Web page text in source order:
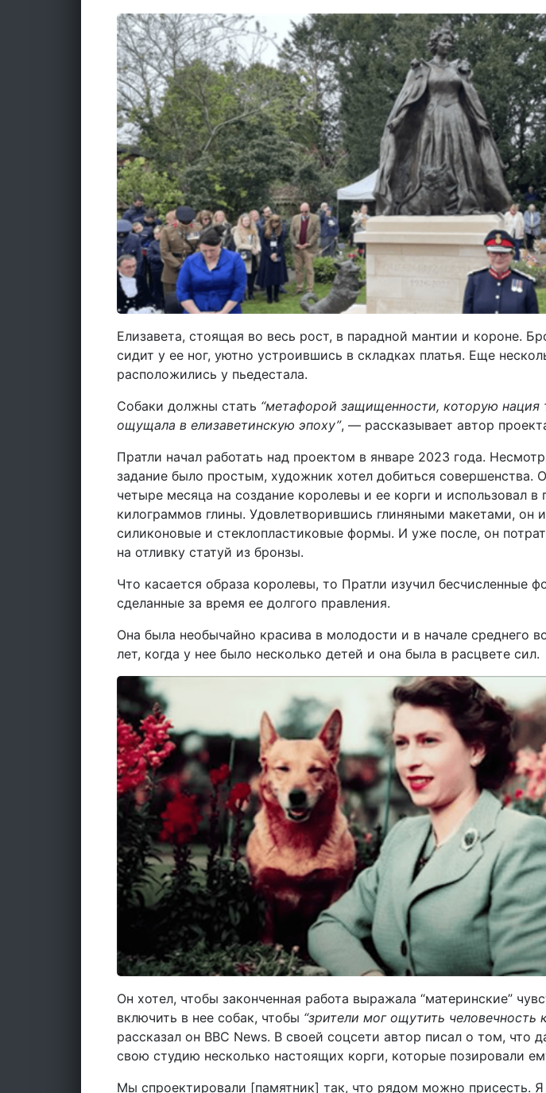
Елизавета, стоящая во весь рост, в парадной мантии и короне.
сидит у ее ног, уютно устроившись в складках платья. Еще
расположились у пьедестала.
Собаки должны стать “метафорой защищенности, которую нация
ощущала в елизаветинскую эпоху”, — рассказывает автор
Пратли начал работать над проектом в январе 2023 года.
задание было простым, художник хотел добиться совершенства.
четыре месяца на создание королевы и ее корги и использовал в
килограммов глины. Удовлетворившись глиняными макетами, он
силиконовые и стеклопластиковые формы. И уже после, он
на отливку статуй из бронзы.
Что касается образа королевы, то Пратли изучил бесчисленные
сделанные за время ее долгого правления.
Она была необычайно красива в молодости и в начале среднего
лет, когда у нее было несколько детей и она была в расцвете сил.
Он хотел, чтобы законченная работа выражала “материнские”
включить в нее собак, чтобы “зрители мог ощутить человечность
рассказал он BBC News. В своей соцсети автор писал о том, что
свою студию несколько настоящих корги, которые позировали
Мы спроектировали [памятник] так, что рядом можно присесть. Я